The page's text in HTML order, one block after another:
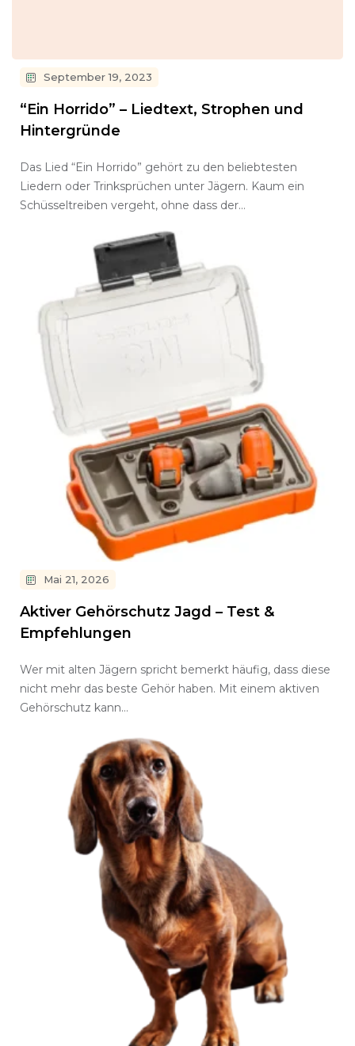
September 19, 2023
“Ein Horrido” – Liedtext, Strophen und
Hintergründe
Das Lied “Ein Horrido” gehört zu den beliebtesten
Liedern oder Trinksprüchen unter Jägern. Kaum ein
Schüsseltreiben vergeht, ohne dass der…
Mai 21, 2026
Aktiver Gehörschutz Jagd – Test &
Empfehlungen
Wer mit alten Jägern spricht bemerkt häufig, dass diese
nicht mehr das beste Gehör haben. Mit einem aktiven
Gehörschutz kann…